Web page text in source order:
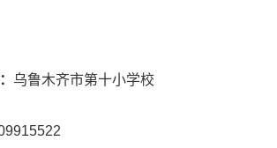
乌鲁木齐市第十小学校